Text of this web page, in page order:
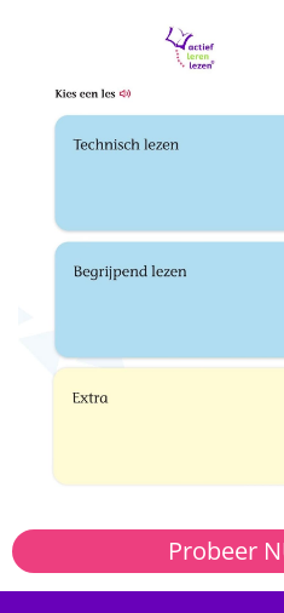
Probeer